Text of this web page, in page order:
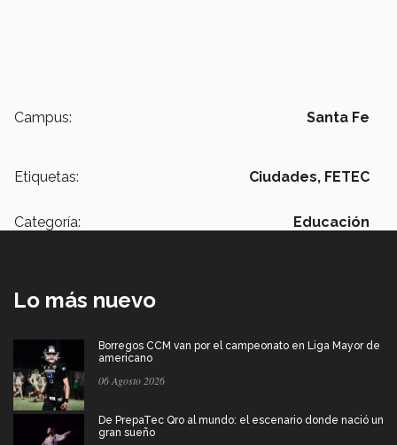
Campus: Santa Fe
Etiquetas: Ciudades, FETEC
Categoría: Educación
Lo más nuevo
Borregos CCM van por el campeonato en Liga Mayor de
americano
06 Agosto 2026
De PrepaTec Qro al mundo: el escenario donde nació un
gran sueño